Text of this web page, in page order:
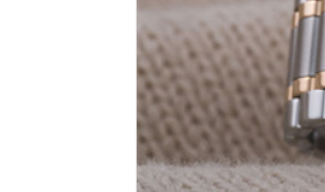
重庆市江
长沙市芙
郑州市二七
太原市迎泽
沈阳市沈
沈阳市沈河